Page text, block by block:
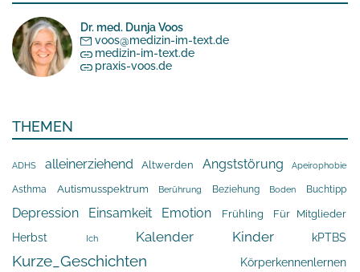
Dr. med. Dunja Voos
voos@medizin-im-text.de
medizin-im-text.de
praxis-voos.de
THEMEN
ADHS alleinerziehend Altwerden Angststörung Apeirophobie
Asthma Autismusspektrum Berührung Beziehung Boden Buchtipp
Depression Einsamkeit Emotion Frühling Für Mitglieder
Herbst Ich Kalender Kinder kPTBS
Kurze_Geschichten Körperkennenlernen